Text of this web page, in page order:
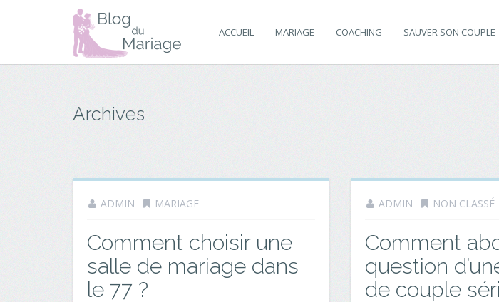
ACCUEIL MARIAGE COACHING SAUVER SON COUPLE
Archives
ADMIN MARIAGE
Comment choisir une
salle de mariage dans
le 77 ?
ADMIN NON CLASSÉ
Comment
question
de couple